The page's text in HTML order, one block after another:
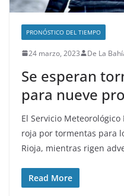
PRONÓSTICO DEL TIEMPO
24 marzo, 2023 De La
Se esperan
para nueve
El Servicio
roja por tormentas para
Rioja, mientras rigen
Read More